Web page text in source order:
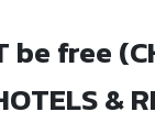
be free
&